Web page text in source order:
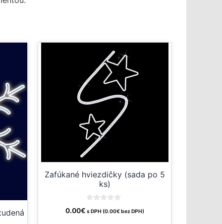
Zafúkané hviezdičky (sada po 5
ks)
o
0.00€ s DPH (0.00€bez DPH)